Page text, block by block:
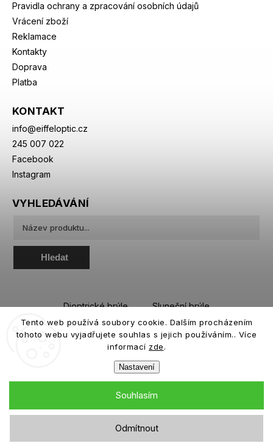
Tento web používá soubory cookie. Dalším procházením
tohoto webu vyjadřujete souhlas s jejich používáním.. Více
informací zde.
Nastavení
Odmítnout
Souhlasím
Pravidla ochrany a zpracování osobních údajů
Vrácení zboží
Reklamace
Kontakty
Doprava
Platba
KONTAKT
info@eiffeloptic.cz
245 007 022
Facebook
Instagram
VYHLEDÁVÁNÍ
Hledat
Dioptrické brýle
Sluneční brýle
Sportovní brýle
Kontaktní čočky
Roztoky a oční kapky
Copyright 2026eiffeloptic.cz. Všechna práva vyhrazena.